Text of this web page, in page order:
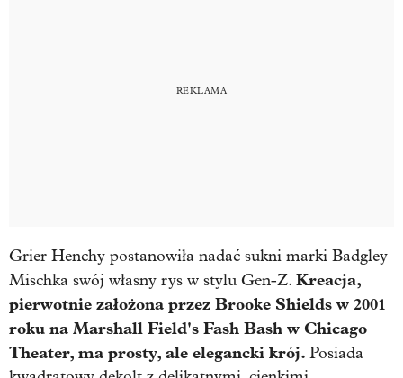
Grier Henchy postanowiła nadać sukni marki Badgley
Mischka swój własny rys w stylu Gen-Z. Kreacja,
pierwotnie założona przez Brooke Shields w 2001
roku na Marshall Field's Fash Bash w Chicago
Theater, ma prosty, ale elegancki krój. Posiada